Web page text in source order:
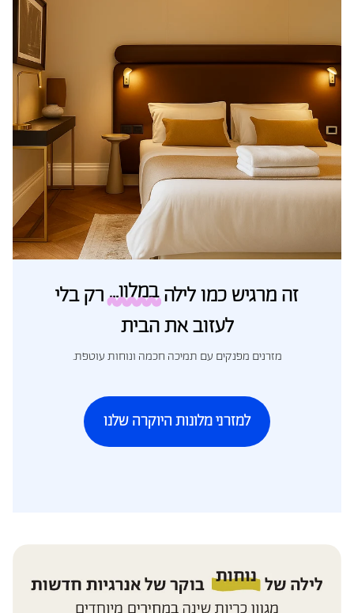
זה מרגיש כמו לילהבמלון...רק בלי
לעזוב את הבית
מזרנים מפנקים עם תמיכה חכמה ונוחות עוטפת.
למזרני מלונות היוקרה שלנו